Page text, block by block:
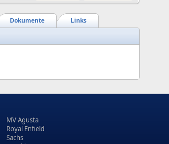
Links
Dokumente
MV Agusta
Royal Enfield
Sachs